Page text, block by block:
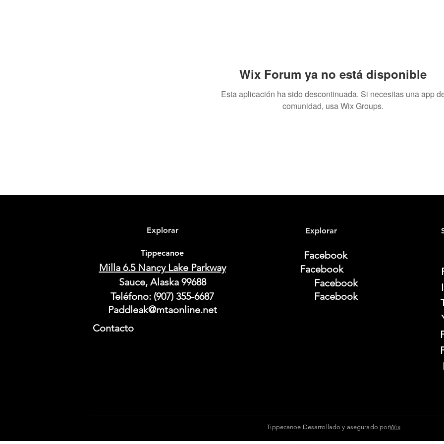
Wix Forum ya no está disponible
Esta aplicación ha sido descontinuada. Si necesitas una app
comunidad, usa Wix Groups.
Tippecanoe
Milla 6.5 Nancy Lake Parkway
Sauce, Alaska 99688
Teléfono: (907) 355-6687
Paddleak@mtaonline.net
Contacto
Explorar
Facebook
Facebook
Facebook
Facebook
Tippecanoe Desarrollado y asegurado porWix
Explorar